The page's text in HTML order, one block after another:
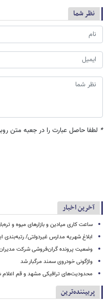
نظر شما
* لطفا حاصل عبارت را در جعبه متن
آخرین اخبار
ساعت کاری میادین و بازارهای میوه و
ابلاغ شهریه مدارس غیردولتی/ رتبه‌بندی
وضعیت پرونده گران‌فروشی شرکت
واژگونی خودروی سمند مرگبار شد
محدودیت‌های ترافیکی مشهد و قم
پربیننده‌ترین